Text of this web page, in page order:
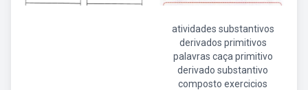
atividades substantivos
derivados primitivos
palavras caça primitivo
derivado substantivo
composto exercicios